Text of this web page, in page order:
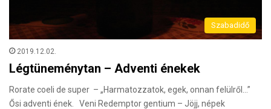
Szabadidő
2019.12.02.
Légtüneménytan – Adventi énekek
Rorate coeli de super – „Harmatozzatok, egek, onnan felülről…”
Ősi adventi ének. Veni Redemptor gentium – Jöjj, népek